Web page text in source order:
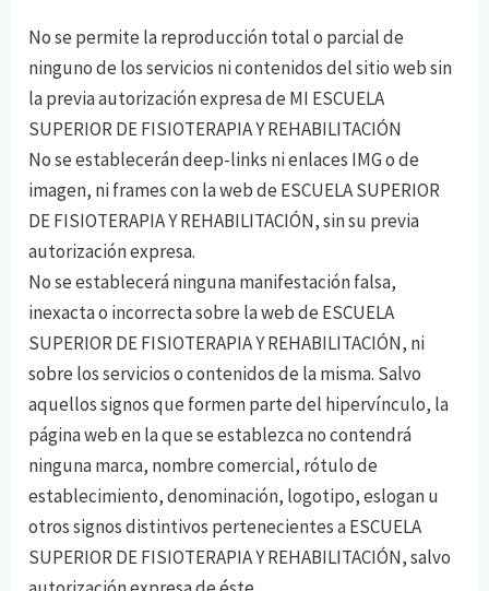
No se permite la reproducción total o parcial de
ninguno de los servicios ni contenidos del sitio web sin
la previa autorización expresa de MI ESCUELA
SUPERIOR DE FISIOTERAPIA Y REHABILITACIÓN
No se establecerán deep-links ni enlaces IMG o de
imagen, ni frames con la web de ESCUELA SUPERIOR
DE FISIOTERAPIA Y REHABILITACIÓN, sin su previa
autorización expresa.
No se establecerá ninguna manifestación falsa,
inexacta o incorrecta sobre la web de ESCUELA
SUPERIOR DE FISIOTERAPIA Y REHABILITACIÓN, ni
sobre los servicios o contenidos de la misma. Salvo
aquellos signos que formen parte del hipervínculo, la
página web en la que se establezca no contendrá
ninguna marca, nombre comercial, rótulo de
establecimiento, denominación, logotipo, eslogan u
otros signos distintivos pertenecientes a ESCUELA
SUPERIOR DE FISIOTERAPIA Y REHABILITACIÓN, salvo